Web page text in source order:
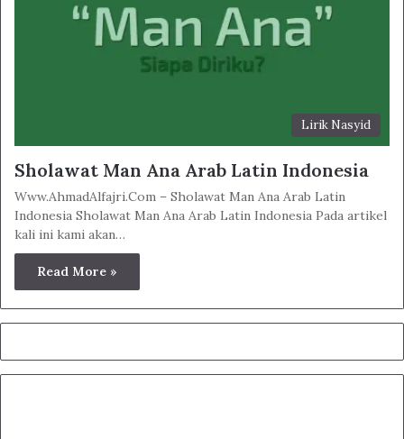
Lirik Nasyid
Sholawat Man Ana Arab Latin Indonesia
Www.AhmadAlfajri.Com – Sholawat Man Ana Arab Latin
Indonesia Sholawat Man Ana Arab Latin Indonesia Pada artikel
kali ini kami akan…
Read More »